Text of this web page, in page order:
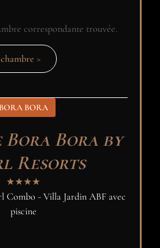
correspondante trouvée.
>
BORA BORA
Bora by
Resorts
★★★★
Combo - Villa Jardin ABF avec
piscine